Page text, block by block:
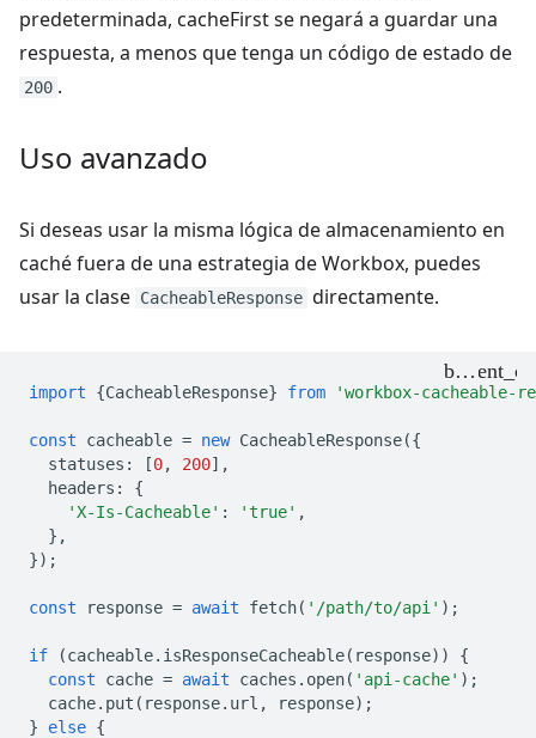
predeterminada, cacheFirst se negará a guardar una
respuesta, a menos que tenga un código de estado de
200 .
Uso avanzado
Si deseas usar la misma lógica de almacenamiento en
caché fuera de una estrategia de Workbox, puedes
usar la clase CacheableResponse directamente.
import {CacheableResponse} from 'workbox-cacheable-
const cacheable = new CacheableResponse({
statuses : [0, 200],
headers :
{
'X-Is-Cacheable' : 'true' ,
},
});
const response = await fetch( '/path/to/api' );
if (cacheable. isResponseCacheable( response))
{
const
cache = await caches . open( 'api-cache' );
cache. put ( response. url , response);
}
else {